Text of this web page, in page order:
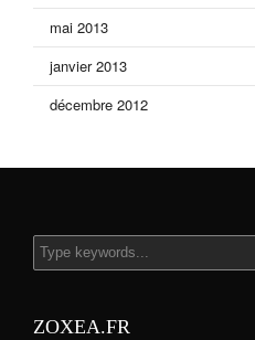
mai 2013
janvier 2013
décembre 2012
ZOXEA.FR